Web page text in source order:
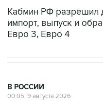
Кабмин РФ разрешил
импорт, выпуск и
Евро 3, Евро 4
В РОССИИ
00:05, 9 августа 2026